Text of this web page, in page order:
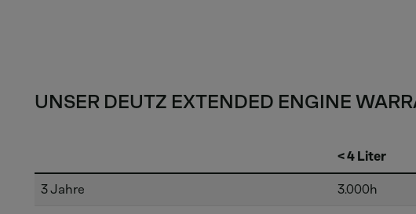
UNSER DEUTZ EXTENDED ENGINE
< 4 Liter
3 Jahre 3.000h